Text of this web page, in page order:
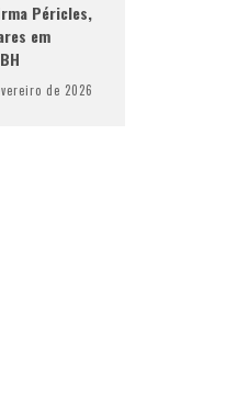
Péricles,
em
de 2026